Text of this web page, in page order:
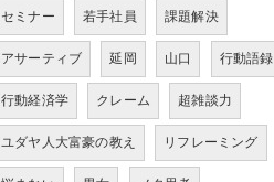
セミナー 若手社員 課題解決
アサーティブ 延岡 山口 行動語録
行動経済学 クレーム 超雑談力
ユダヤ人大富豪の教え リフレーミング